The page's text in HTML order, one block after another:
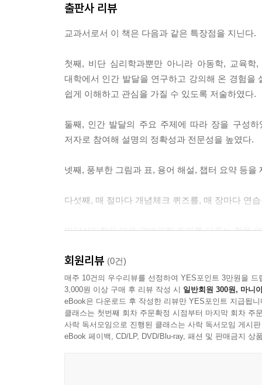
Kohlberg가 도덕추론을 강조했다면, Bandura는
되었다고 판단하면서도 비도덕적 행동을 하는 경
--- p.369
출판사 리뷰
교과서로서 이 책은 다음과 같은 특장점을 지닌다.
첫째, 비단 심리학과뿐만 아니라 아동학, 교육
대학에서 인간 발달을 연구하고 강의해 온 경험을
쉽게 이해하고 관심을 가질 수 있도록 저술하였다.
둘째, 인간 발달의 주요 주제에 따라 장을 구성
저자로 참여해 설명의 정확성과 전문성을 높였다.
넷째, 풍부한 그림과 표, 용어 해설, 챕터 요약 등
다섯째, 매 절마다 개념체크 퀴즈를, 매 장마다 연
발달심리학은 매우 광범위한 주제를 다루는 학문
1장 발달 연구의 개관 발달심리학 연구에 대한
이론적 접근, 연구방법과 연구 윤리를 다루고 있다.
2장 두뇌 발달 태내기 신경 세포의 발달과 대뇌 주
환경의 역할을 소개하고 있다. 생소한 내용이
조금이라도 접할 수 있는 기회가 될 것이다.
제3장 신체 및 감각 발달 영아기의 신체적 성장을
회원리뷰 (0건)
매주 10건의 우수리뷰를 선정하여 YES포인트 3만원을 드
3,000원 이상 구매 후 리뷰 작성 시 일반회원 300원, 마니
eBook은 다운로드 후 작성한 리뷰만 YES포인트 지급됩니
클래스는 첫번째 회차 주문확정 시점부터 마지막 회차 주
사락 독서모임으로 진행된 클래스는 사락 독서모임 게시
eBook 페이백, CD/LP, DVD/Blu-ray, 패션 및 판매금지 상